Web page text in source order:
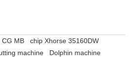
CG MB
chip Xhorse 35160DW
machine
Dolphin machine